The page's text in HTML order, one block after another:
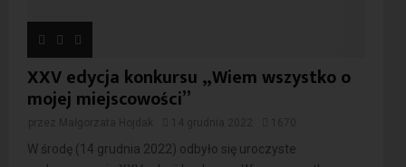
XXV edycja konkursu „Wiem wszystko o
mojej miejscowości”
W środę (14 grudnia 2022) odbyło się uroczyste